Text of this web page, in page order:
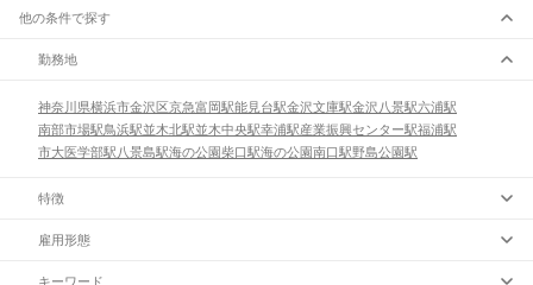
他の条件で探す
勤務地
神奈川県横浜市金沢区京急富岡駅能見台駅金沢文庫駅金沢八景駅六浦駅
南部市場駅鳥浜駅並木北駅並木中央駅幸浦駅産業振興センター駅福浦駅
市大医学部駅 八景島駅海の公園柴口駅海の公園南口駅野島公園駅
特徴
雇用形態
キーワード